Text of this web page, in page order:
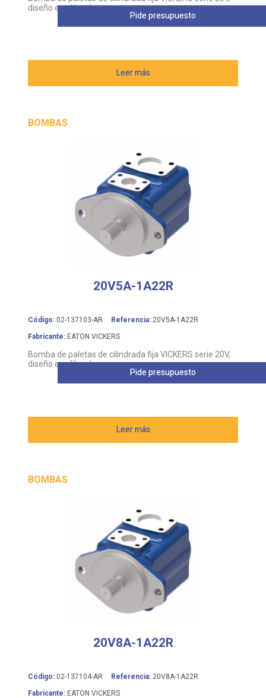
diseño equilibrado
Leer más
Pide presupuesto
BOMBAS
20V5A-1A22R
Código: 02-137103-AR Referencia: 20V5A-1A22R
Fabricante: EATON VICKERS
Bomba de paletas de cilindrada fija VICKERS serie 20V,
diseño equilibrado
Leer más
Pide presupuesto
BOMBAS
20V8A-1A22R
Código: 02-137104-AR Referencia: 20V8A-1A22R
Fabricante: EATON VICKERS